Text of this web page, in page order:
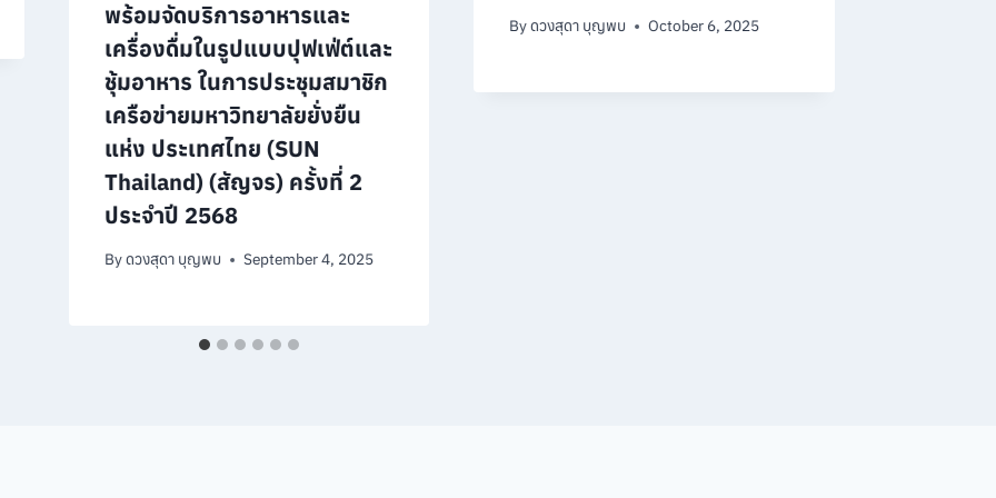
พร้อมจัดบริการอาหารและ
เครื่องดื่มในรูปแบบปุฟเฟ่ต์และ
ชุ้มอาหาร ในการประชุมสมาชิก
เครือข่ายมหาวิทยาลัยยั่งยืน
แห่ง ประเทศไทย (SUN
Thailand) (สัญจร) ครั้งที่ 2
ประจำปี 2568
Byดวงสุดา บุญพบ September 4, 2025
Byดวงสุดา บุญพบ October 6, 2025